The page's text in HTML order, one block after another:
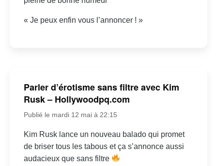
« Je peux enfin vous l’annoncer ! »
Parler d’érotisme sans filtre avec Kim
Rusk – Hollywoodpq.com
Publié le mardi 12 mai à 22:15
Kim Rusk lance un nouveau balado qui promet
de briser tous les tabous et ça s’annonce aussi
audacieux que sans filtre